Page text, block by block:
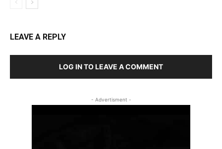
LEAVE A REPLY
LOG IN TO LEAVE A COMMENT
- Advertisment -